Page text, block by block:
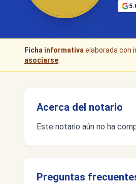
Ficha informativa elaborada con
asociarse
Acerca del notario
Este notario aún no ha
Preguntas